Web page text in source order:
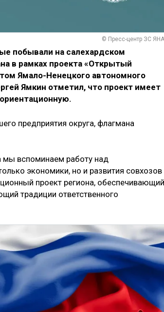
© Пресс-центр ЗС
побывали на салехардском
в рамках проекта «Открытый
Ямало-Ненецкого автономного
Ямкин отметил, что проект имеет
предприятия округа, флагмана
мы вспоминаем работу над
экономики, но и развития совхозов
проект региона, обеспечивающий
традиции ответственного